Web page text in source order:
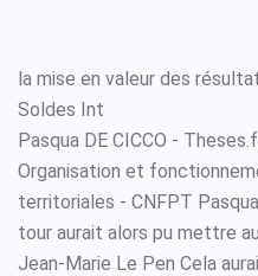
la mise en valeur des
Soldes Int
Pasqua DE CICCO -
Organisation et
territoriales - CNFPT
tour aurait alors pu mettre
Jean-Marie Le Pen Cela